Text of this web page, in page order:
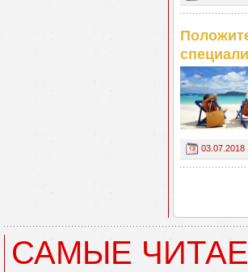
03.07.2018
САМЫЕ